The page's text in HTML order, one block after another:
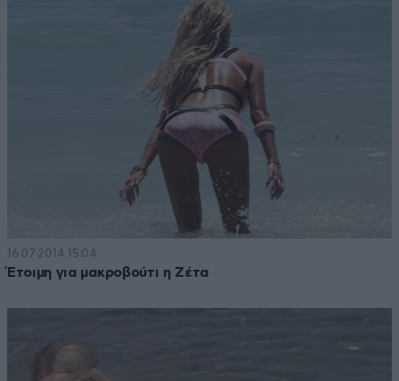
16·07·2014 15:04
Έτοιμη για μακροβούτι η Ζέτα